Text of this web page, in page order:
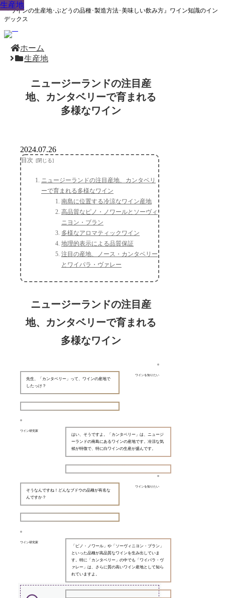
『ワインの生産地･ぶどうの品種･製造方法･美味しい飲み方』ワイン知識のイン
デックス
ホーム
生産地
ニュージーランドの注目産
地、カンタベリーで育まれる
多様なワイン
生産地
2024.07.26
目次
ニュージーランドの注目産地、カンタベリ
ーで育まれる多様なワイン
南島に位置する冷涼なワイン産地
高品質なピノ・ノワールとソーヴィ
ニヨン・ブラン
多様なアロマティックワイン
地理的表示による品質保証
注目の産地、ノース・カンタベリー
とワイパラ・ヴァレー
ニュージーランドの注目産
地、カンタベリーで育まれる
多様なワイン
ワインを知りたい
先生、「カンタベリー」って、ワインの産地で
したっけ？
ワイン研究家
はい、そうですよ。「カンタベリー」は、ニュージ
ーランドの南島にあるワインの産地です。冷涼な気
候が特徴で、特に白ワインの生産が盛んです。
ワインを知りたい
そうなんですね！どんなブドウの品種が有名な
んですか？
ワイン研究家
「ピノ・ノワール」や「ソーヴィニヨン・ブラン」
といった品種が高品質なワインを生み出していま
す。特に「カンタベリー」の中でも「ワイパラ・ヴ
ァレー」は、さらに質の高いワイン産地として知ら
れていますよ。
生産地
生産地
生産地
生産地
生産地
生産地
生産地
生産地